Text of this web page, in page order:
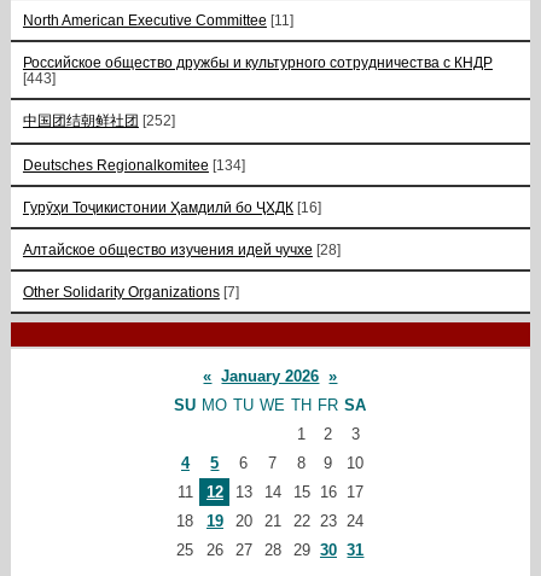
North American Executive Committee [11]
Российское общество дружбы и культурного сотрудничества с КНДР
[443]
中国团结朝鲜社团 [252]
Deutsches Regionalkomitee [134]
Гурӯҳи Тоҷикистонии Ҳамдилӣ бо ҶХДК [16]
Алтайское общество изучения идей чучхе [28]
Other Solidarity Organizations [7]
« January 2026 »
SU MO TU WE TH FR SA
1
2
3
4
5 6 7 8 9
10
11
12 13 14 15 16
17
18
19 20 21 22 23 24
25
26 27 28 29 30 31